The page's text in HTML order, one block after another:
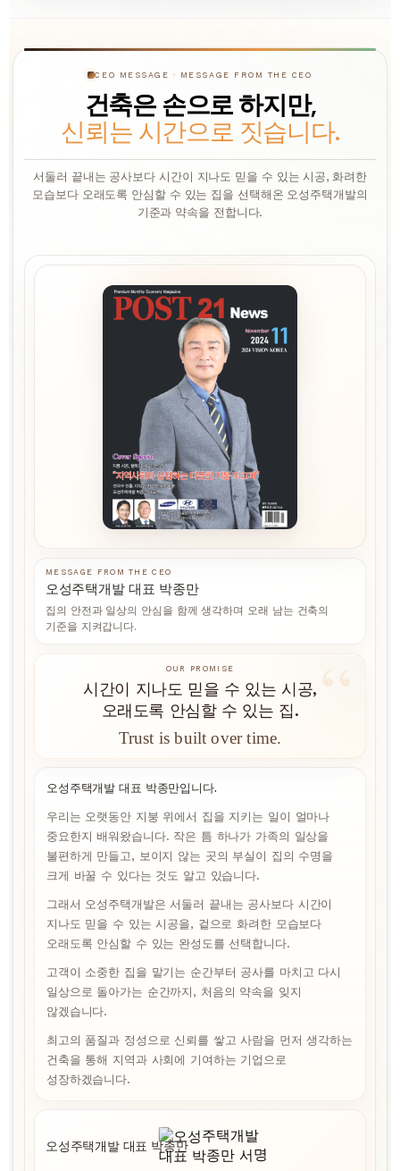
CEO MESSAGE · MESSAGE FROM THE CEO
건축은 손으로 하지만,
신뢰는 시간으로 짓습니다.
서둘러 끝내는 공사보다 시간이 지나도 믿을 수 있는 시공, 화려한
모습보다 오래도록 안심할 수 있는 집을 선택해온 오성주택개발의
기준과 약속을 전합니다.
MESSAGE FROM THE CEO
오성주택개발 대표 박종만
집의 안전과 일상의 안심을 함께 생각하며 오래 남는 건축의
기준을 지켜갑니다.
OUR PROMISE
시간이 지나도 믿을 수 있는 시공,
오래도록 안심할 수 있는 집.
Trust is built over time.
오성주택개발 대표 박종만입니다.
우리는 오랫동안 지붕 위에서 집을 지키는 일이 얼마나
중요한지 배워왔습니다. 작은 틈 하나가 가족의 일상을
불편하게 만들고, 보이지 않는 곳의 부실이 집의 수명을
크게 바꿀 수 있다는 것도 알고 있습니다.
그래서 오성주택개발은 서둘러 끝내는 공사보다 시간이
지나도 믿을 수 있는 시공을, 겉으로 화려한 모습보다
오래도록 안심할 수 있는 완성도를 선택합니다.
고객이 소중한 집을 맡기는 순간부터 공사를 마치고 다시
일상으로 돌아가는 순간까지, 처음의 약속을 잊지
않겠습니다.
최고의 품질과 정성으로 신뢰를 쌓고 사람을 먼저 생각하는
건축을 통해 지역과 사회에 기여하는 기업으로
성장하겠습니다.
오성주택개발 대표 박종만